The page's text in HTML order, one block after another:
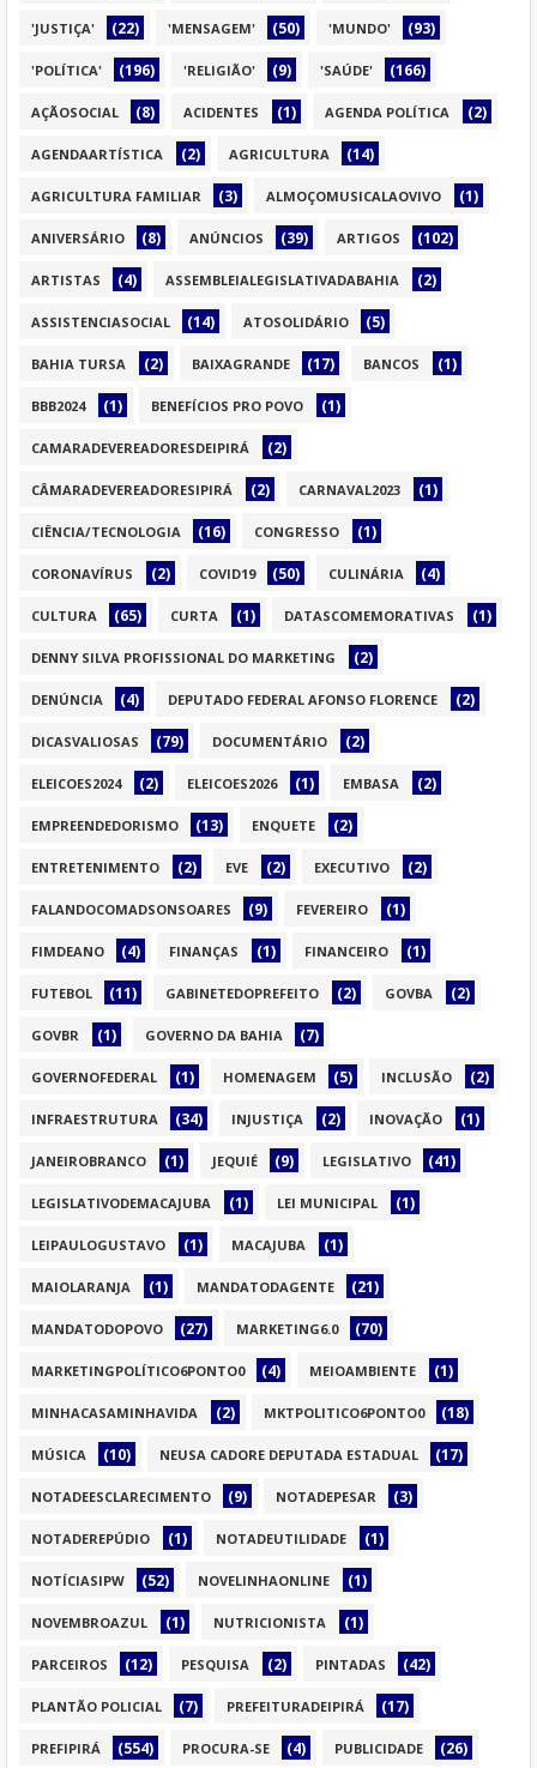
'JUSTIÇA' (22) 'MENSAGEM' (50) 'MUNDO' (93)
'POLÍTICA' (196) 'RELIGIÃO' (9) 'SAÚDE' (166)
AÇÃOSOCIAL (8) ACIDENTES (1) AGENDA POLÍTICA (2)
AGENDAARTÍSTICA (2) AGRICULTURA (14)
AGRICULTURA FAMILIAR (3) ALMOÇOMUSICALAOVIVO (1)
ANIVERSÁRIO (8) ANÚNCIOS (39) ARTIGOS (102)
ARTISTAS (4) ASSEMBLEIALEGISLATIVADABAHIA (2)
ASSISTENCIASOCIAL (14) ATOSOLIDÁRIO (5)
BAHIA TURSA (2) BAIXAGRANDE (17) BANCOS (1)
BBB2024 (1) BENEFÍCIOS PRO POVO (1)
CAMARADEVEREADORESDEIPIRÁ (2)
CÂMARADEVEREADORESIPIRÁ (2) CARNAVAL2023 (1)
CIÊNCIA/TECNOLOGIA (16) CONGRESSO (1)
CORONAVÍRUS (2) COVID19 (50) CULINÁRIA (4)
CULTURA (65) CURTA (1) DATASCOMEMORATIVAS (1)
DENNY SILVA PROFISSIONAL DO MARKETING (2)
DENÚNCIA (4) DEPUTADO FEDERAL AFONSO FLORENCE (2)
DICASVALIOSAS (79) DOCUMENTÁRIO (2)
ELEICOES2024 (2) ELEICOES2026 (1) EMBASA (2)
EMPREENDEDORISMO (13) ENQUETE (2)
ENTRETENIMENTO (2) EVE (2) EXECUTIVO (2)
FALANDOCOMADSONSOARES (9) FEVEREIRO (1)
FIMDEANO (4) FINANÇAS (1) FINANCEIRO (1)
FUTEBOL (11) GABINETEDOPREFEITO (2) GOVBA (2)
GOVBR (1) GOVERNO DA BAHIA (7)
GOVERNOFEDERAL (1) HOMENAGEM (5) INCLUSÃO (2)
INFRAESTRUTURA (34) INJUSTIÇA (2) INOVAÇÃO (1)
JANEIROBRANCO (1) JEQUIÉ (9) LEGISLATIVO (41)
LEGISLATIVODEMACAJUBA (1) LEI MUNICIPAL (1)
LEIPAULOGUSTAVO (1) MACAJUBA (1)
MAIOLARANJA (1) MANDATODAGENTE (21)
MANDATODOPOVO (27) MARKETING6.0 (70)
MARKETINGPOLÍTICO6PONTO0 (4) MEIOAMBIENTE (1)
MINHACASAMINHAVIDA (2) MKTPOLITICO6PONTO0 (18)
MÚSICA (10) NEUSA CADORE DEPUTADA ESTADUAL (17)
NOTADEESCLARECIMENTO (9) NOTADEPESAR (3)
NOTADEREPÚDIO (1) NOTADEUTILIDADE (1)
NOTÍCIASIPW (52) NOVELINHAONLINE (1)
NOVEMBROAZUL (1) NUTRICIONISTA (1)
PARCEIROS (12) PESQUISA (2) PINTADAS (42)
PLANTÃO POLICIAL (7) PREFEITURADEIPIRÁ (17)
PREFIPIRÁ (554) PROCURA-SE (4) PUBLICIDADE (26)